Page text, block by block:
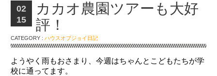
02
15
カカオ農園ツアーも大好
評！
CATEGORY :ハウスオブジョイ日記
ようやく雨もおさまり、今週はちゃんとこどもたちが学
校に通ってます。